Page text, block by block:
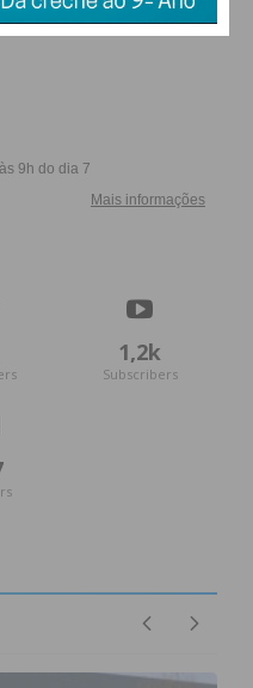
1,2k
Subscribers